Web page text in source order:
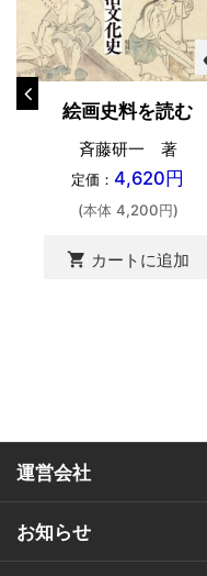
絵画史料を読む
斉藤研一 著
定価： 4,620円
(本体 4,200円)
shopping_cart カートに追加
運営会社
お知らせ